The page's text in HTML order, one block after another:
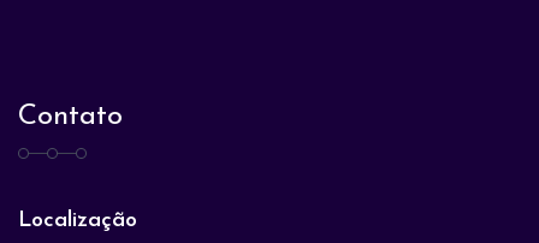
Contato
Localização